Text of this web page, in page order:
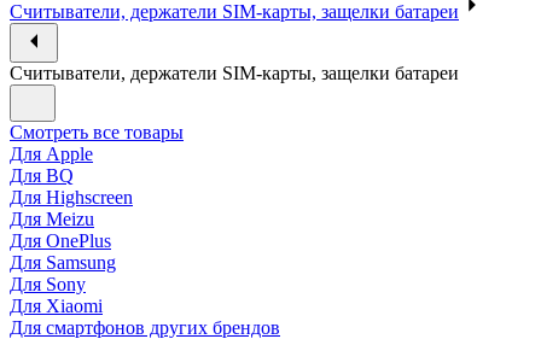
Считыватели, держатели SIM-карты, защелки батареи
Считыватели, держатели SIM-карты, защелки батареи
Смотреть все товары
Для Apple
Для BQ
Для Highscreen
Для Meizu
Для OnePlus
Для Samsung
Для Sony
Для Xiaomi
Для смартфонов других брендов